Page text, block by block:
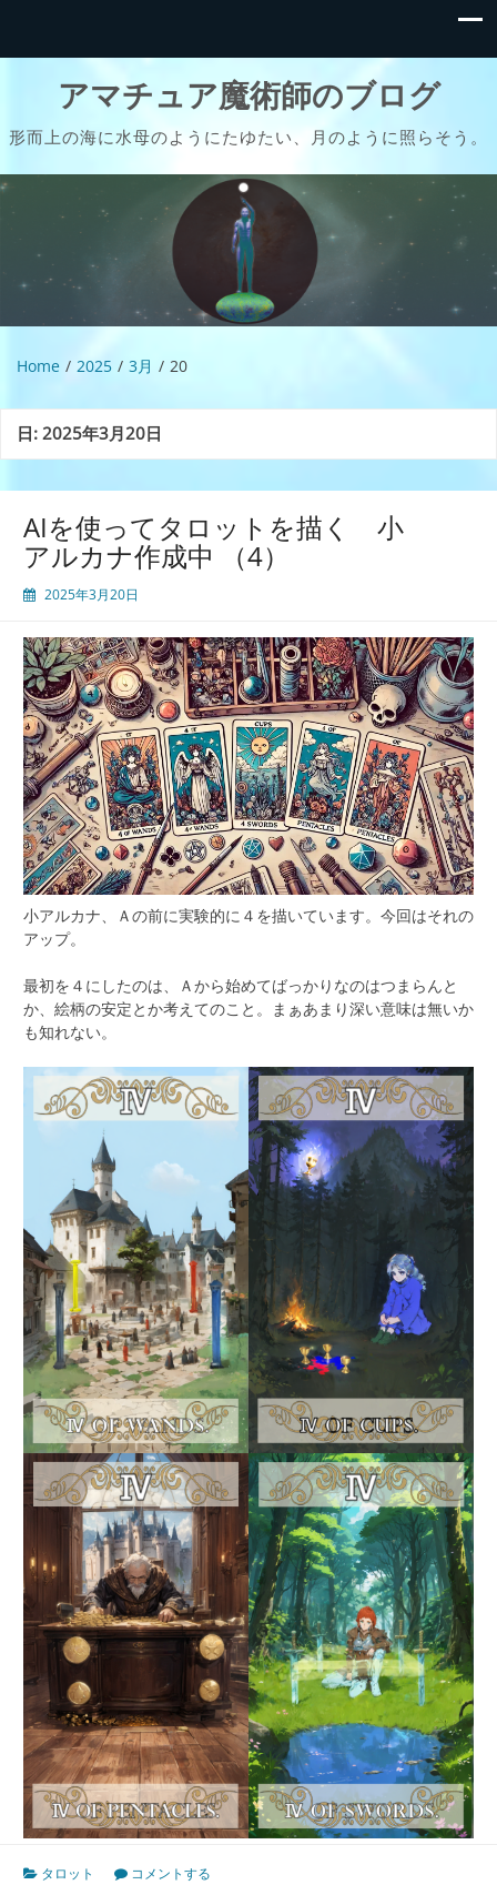
アマチュア魔術師のブログ
形而上の海に水母のようにたゆたい、月のように照らそう。
Home 2025 3月 20
日:2025年3月20日
AIを使ってタロットを描く 小
アルカナ作成中 （4）
2025年3月20日
小アルカナ、Ａの前に実験的に４を描いています。今回はそれの
アップ。
最初を４にしたのは、Ａから始めてばっかりなのはつまらんと
か、絵柄の安定とか考えてのこと。まぁあまり深い意味は無いか
も知れない。
タロット コメントする